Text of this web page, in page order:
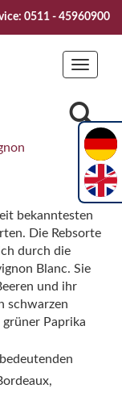
Vive la
0511 - 45960900
Toggle
bekanntesten
Die Rebsorte
durch die
Blanc. Sie
und ihr
schwarzen
grüner Paprika